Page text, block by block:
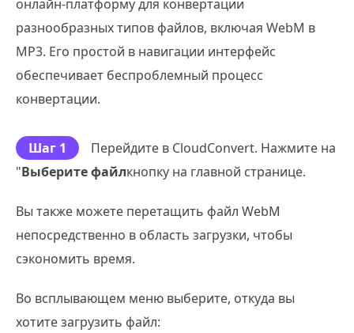
онлайн-платформу для конвертации
разнообразных типов файлов, включая WebM в
MP3. Его простой в навигации интерфейс
обеспечивает беспроблемный процесс
конвертации.
Шаг 1
Перейдите в CloudConvert. Нажмите на
"Выберите файлкнопку на главной странице.
Вы также можете перетащить файл WebM
непосредственно в область загрузки, чтобы
сэкономить время.
Во всплывающем меню выберите, откуда вы
хотите загрузить файл: